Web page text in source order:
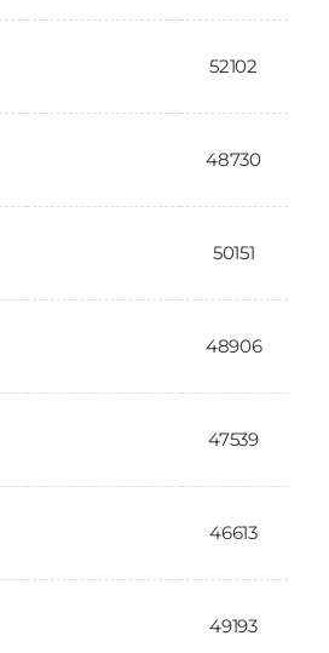
52102
48730
50151
48906
47539
46613
49193